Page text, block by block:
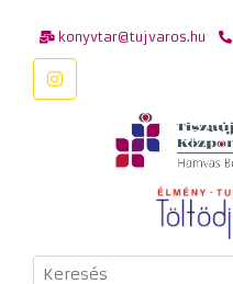
konyvtar@tujvaros.hu
Keresés